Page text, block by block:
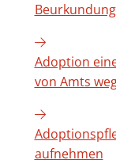
Adoption
von Amts
aufnehmen